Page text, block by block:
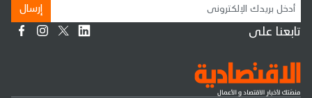
إرسال
تابعنا على